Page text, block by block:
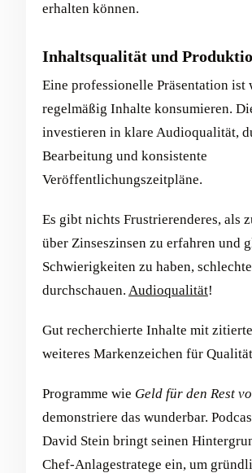
erhalten können.
Inhaltsqualität und
Eine professionelle Präsentation ist
regelmäßig Inhalte konsumieren.
investieren in klare Audioqualität,
Bearbeitung und konsistente
Veröffentlichungszeitpläne.
Es gibt nichts Frustrierenderes, als
über Zinseszinsen zu erfahren und
Schwierigkeiten zu haben,
durchschauen. Audioqualität!
Gut recherchierte Inhalte mit
weiteres Markenzeichen für
Programme wie Geld für den Rest
demonstriere das wunderbar.
David Stein bringt seinen
Chef-Anlagestratege ein, um